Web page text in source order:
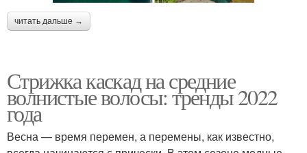
читать дальше →
Стрижка каскад на средние
волнистые волосы: тренды 2022
года
Весна — время перемен, а перемены, как известно,